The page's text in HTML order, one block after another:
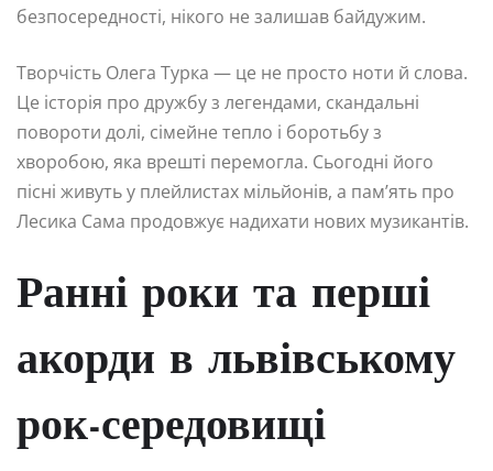
безпосередності, нікого не залишав байдужим.
Творчість Олега Турка — це не просто ноти й слова.
Це історія про дружбу з легендами, скандальні
повороти долі, сімейне тепло і боротьбу з
хворобою, яка врешті перемогла. Сьогодні його
пісні живуть у плейлистах мільйонів, а пам’ять про
Лесика Сама продовжує надихати нових музикантів.
Ранні роки та перші
акорди в львівському
рок-середовищі